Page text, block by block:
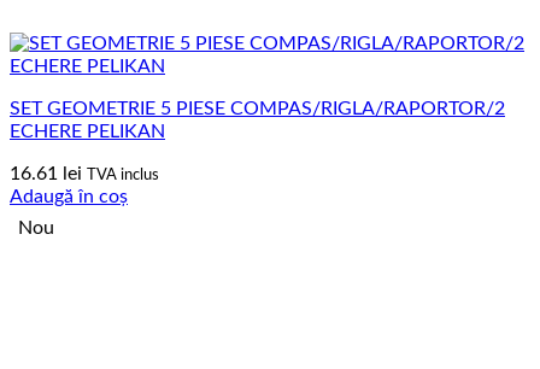
SET GEOMETRIE 5 PIESE COMPAS/RIGLA/RAPORTOR/2
ECHERE PELIKAN
16.61 lei TVA inclus
Adaugă în coș
Nou